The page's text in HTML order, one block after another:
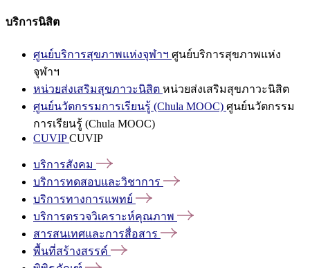
บริการนิสิต
ศูนย์บริการสุขภาพแห่งจุฬาฯ ศูนย์บริการสุขภาพแห่ง
จุฬาฯ
หน่วยส่งเสริมสุขภาวะนิสิต หน่วยส่งเสริมสุขภาวะนิสิต
ศูนย์นวัตกรรมการเรียนรู้ (Chula MOOC) ศูนย์นวัตกรรม
การเรียนรู้ (Chula MOOC)
CUVIPCUVIP
บริการสังคม
บริการทดสอบและวิชาการ
บริการทางการแพทย์
บริการตรวจวิเคราะห์คุณภาพ
สารสนเทศและการสื่อสาร
พื้นที่สร้างสรรค์